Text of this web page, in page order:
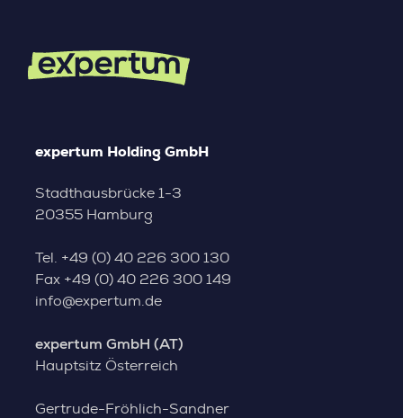
expertum Holding GmbH
Stadthausbrücke 1-3
20355 Hamburg
Tel. +49 (0) 40 226 300 130
Fax +49 (0) 40 226 300 149
info@expertum.de
expertum GmbH (AT)
Hauptsitz Österreich
Gertrude-Fröhlich-Sandner